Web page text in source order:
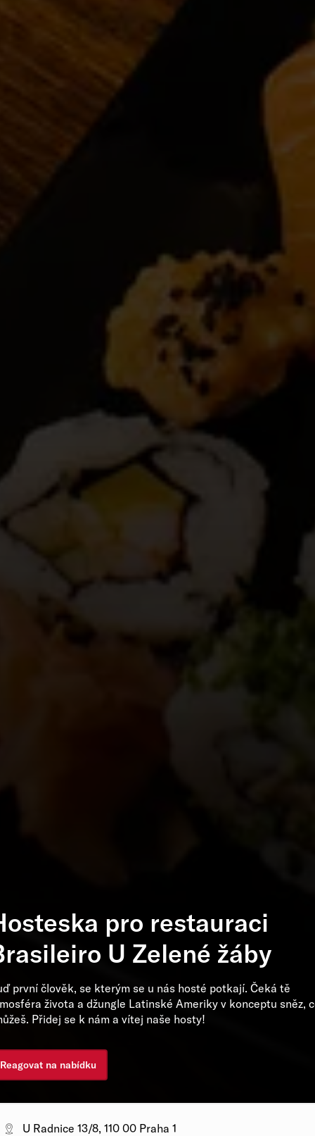
pro restauraci
U Zelené žáby
první člověk, se kterým se u nás hosté potkají. Čeká tě
života a džungle Latinské Ameriky v konceptu sněz,
Přidej se k nám a vítej naše hosty!
Reagovat na nabídku
U Radnice 13/8, 110 00 Praha 1